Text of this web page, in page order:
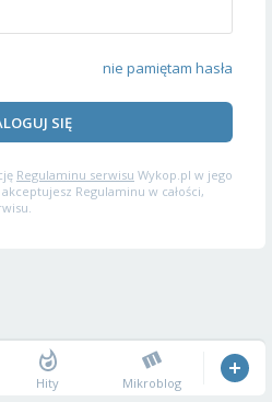
nie pamiętam hasła
SIĘ
Regulaminu serwisu Wykop.pl w jego
Regulaminu w całości,
Hity Mikroblog